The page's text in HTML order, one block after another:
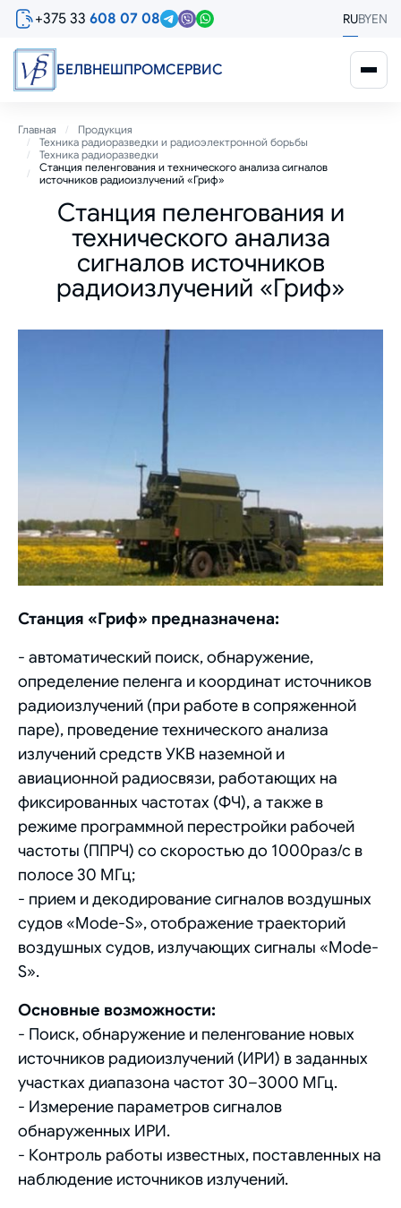
Перейти
содержанию
+375 33 608 07 08 RUBYEN
БЕЛВНЕШПРОМСЕРВИС
Строка
навигации
Главная
Продукция
Техника радиоразведки и радиоэлектронной борьбы
Техника радиоразведки
Станция пеленгования и технического анализа сигналов
источников радиоизлучений «Гриф»
Станция пеленгования и
технического анализа
сигналов источников
радиоизлучений «Гриф»
Станция «Гриф» предназначена:
- автоматический поиск, обнаружение,
определение пеленга и координат источников
радиоизлучений (при работе в сопряженной
паре), проведение технического анализа
излучений средств УКВ наземной и
авиационной радиосвязи, работающих на
фиксированных частотах (ФЧ), а также в
режиме программной перестройки рабочей
частоты (ППРЧ) со скоростью до 1000раз/с в
полосе 30 МГц;
- прием и декодирование сигналов воздушных
судов «Mode-S», отображение траекторий
воздушных судов, излучающих сигналы «Mode-
S».
Основные возможности:
- Поиск, обнаружение и пеленгование новых
источников радиоизлучений (ИРИ) в заданных
участках диапазона частот 30–3000 МГц.
- Измерение параметров сигналов
обнаруженных ИРИ.
- Контроль работы известных, поставленных на
наблюдение источников излучений.